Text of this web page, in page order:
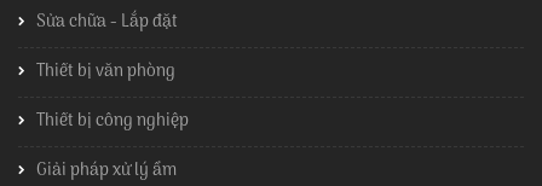
Sửa chữa - Lắp đặt
Thiết bị văn phòng
Thiết bị công nghiệp
Giải pháp xử lý ẩm